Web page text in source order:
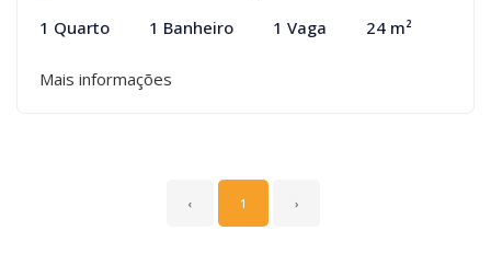
1 Quarto 1 Banheiro 1 Vaga 24 m²
Mais informações
‹ 1 ›